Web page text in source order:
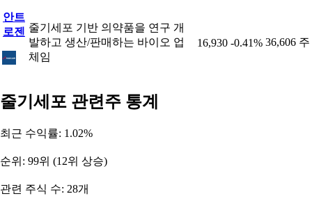
안트
로젠 줄기세포 기반 의약품을 연구 개
발하고 생산/판매하는 바이오 업
체임
16,930 -0.41% 36,606 주
줄기세포 관련주 통계
최근 수익률: 1.02%
순위: 99위 (12위 상승)
관련 주식 수: 28개